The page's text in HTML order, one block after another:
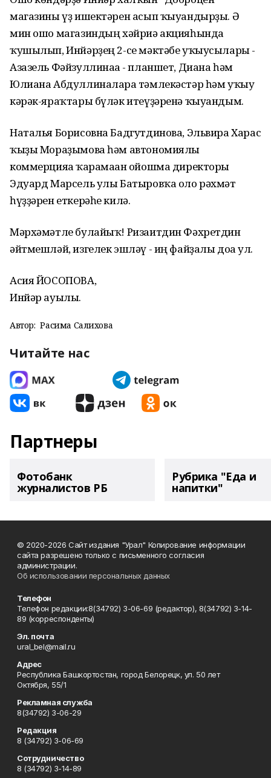
магазины үҙ ишектәрен асып ҡыуандырҙы. Ә
мин ошо магазиндың хәйриә акцияһында
ҡушылып, Инйәрҙең 2-се мәктәбе уҡыусылары -
Азазель Фәйзуллинаға - планшет, Диана һәм
Юлиана Абдуллиналарға тәмлекәстәр һәм уҡыу
кәрәк-яраҡтары бүләк итеүҙәренә ҡыуандым.
Наталья Борисовна Бадгутдинова, Эльвира Харас
ҡыҙы Мораҙымова һәм автономиялы
коммерцияға ҡарамаған ойошма директоры
Эдуард Марсель улы Батыровҡа оло рәхмәт
һүҙҙәрен еткерәһе килә.
Мәрхәмәтле булайыҡ! Ризаитдин Фәхретдин
әйтмешләй, изгелек эшләү - иң файҙалы доға ул.
Асия ЙОСОПОВА,
Инйәр ауылы.
Автор: Расима Салихова
Читайте нас
Партнеры
Фотобанк
журналистов РБ
Рубрика "Еда и
напитки"
© 2020-2026 Сайт издания "Урал" Копирование информации
сайта разрешено только с письменного согласия
администрации.
Об использовании персональных данных
Телефон
Телефон редакции:8(34792) 3-06-69 (редактор), 8(34792) 3-14-
89 (корреспонденты)
Эл. почта
ural_bel@mail.ru
Адрес
Республика Башкортостан, город Белорецк, ул. 50 лет
Октября, 55/1
Рекламная служба
8(34792) 3-06-29
Редакция
8 (34792) 3-06-69
Сотрудничество
8 (34792) 3-14-89